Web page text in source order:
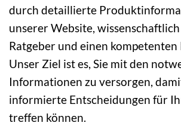
durch detaillierte
unserer Website,
Ratgeber und einen kompetenten
Unser Ziel ist es, Sie mit den
Informationen zu versorgen,
informierte Entscheidungen für
treffen können.